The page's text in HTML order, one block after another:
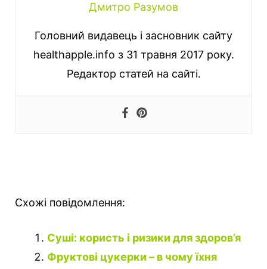
Дмитро Разумов
Головний видавець і засновник сайту
healthapple.info з 31 травня 2017 року.
Редактор статей на сайті.
Схожі повідомлення:
Суші: користь і ризики для здоров’я
Фруктові цукерки – в чому їхня